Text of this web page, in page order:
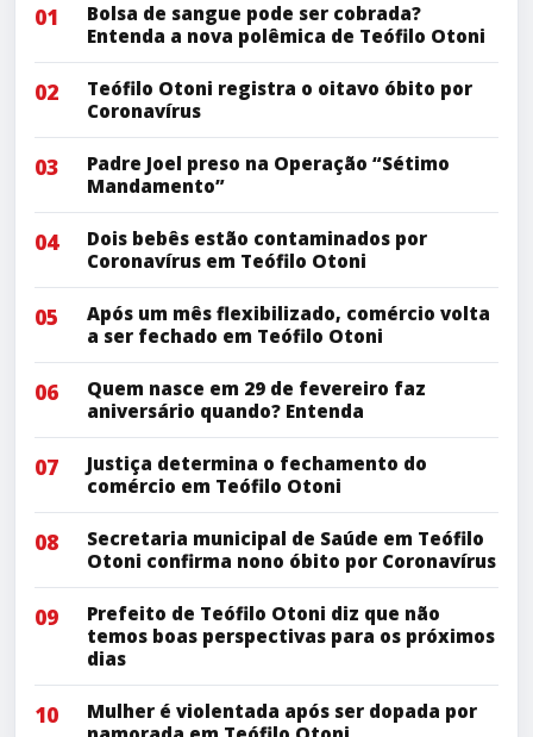
01
Bolsa de sangue pode ser cobrada?
Entenda a nova polêmica de Teófilo Otoni
02
Teófilo Otoni registra o oitavo óbito por
Coronavírus
03
Padre Joel preso na Operação “Sétimo
Mandamento”
04
Dois bebês estão contaminados por
Coronavírus em Teófilo Otoni
05
Após um mês flexibilizado, comércio volta
a ser fechado em Teófilo Otoni
06
Quem nasce em 29 de fevereiro faz
aniversário quando? Entenda
07
Justiça determina o fechamento do
comércio em Teófilo Otoni
08
Secretaria municipal de Saúde em Teófilo
Otoni confirma nono óbito por Coronavírus
09
Prefeito de Teófilo Otoni diz que não
temos boas perspectivas para os próximos
dias
10
Mulher é violentada após ser dopada por